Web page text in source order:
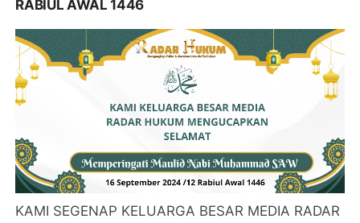
RABIUL AWAL 1446
KAMI SEGENAP KELUARGA BESAR MEDIA RADAR